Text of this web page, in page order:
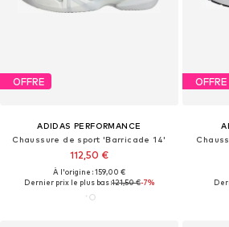
OFFRE
ADIDAS PERFORMANCE
Chaussure de sport 'Barricade 14'
112,50 €
À l'origine : 159,00 €
Dernier prix le plus bas :121,50 €-7%
OFFRE